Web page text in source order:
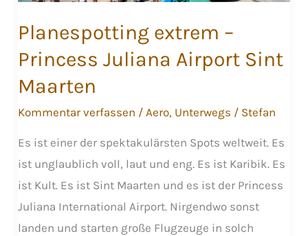
Planespotting extrem –
Princess Juliana Airport Sint
Maarten
Kommentar verfassen /Aero, Unterwegs / Stefan
Es ist einer der spektakulärsten Spots weltweit. Es
ist unglaublich voll, laut und eng. Es ist Karibik. Es
ist Kult. Es ist Sint Maarten und es ist der Princess
Juliana International Airport. Nirgendwo sonst
landen und starten große Flugzeuge in solch